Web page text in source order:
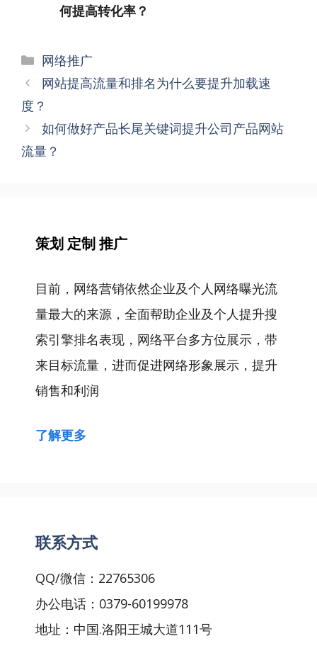
何提高转化率？
分
类
网络推广
文
章
航
网站提高流量和排名为什么要提升加载速
度？
如何做好产品长尾关键词提升公司产品网站
流量？
策划 定制 推广
目前，网络营销依然企业及个人网络曝光流
量最大的来源，全面帮助企业及个人提升搜
索引擎排名表现，网络平台多方位展示，带
来目标流量，进而促进网络形象展示，提升
销售和利润
了解更多
联系方式
QQ/微信：22765306
办公电话：0379-60199978
地址：中国.洛阳王城大道111号